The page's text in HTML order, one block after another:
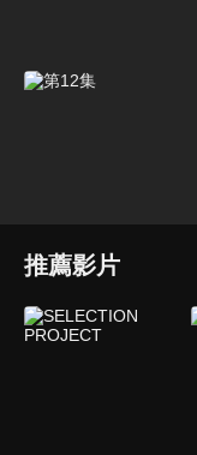
推薦影片